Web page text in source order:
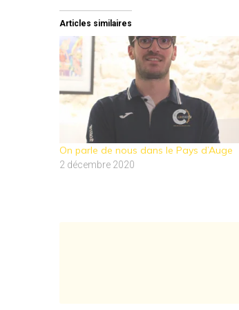
Articles similaires
On parle de nous dans le Pays d’Auge
2 décembre 2020